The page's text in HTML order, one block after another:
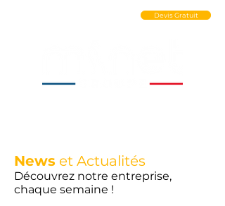
Devis Gratuit
News et Actualités
Découvrez notre entreprise,
chaque semaine !